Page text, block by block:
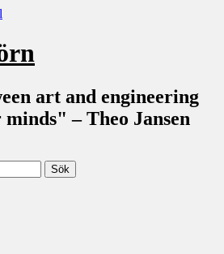
art and engineering
– Theo Jansen